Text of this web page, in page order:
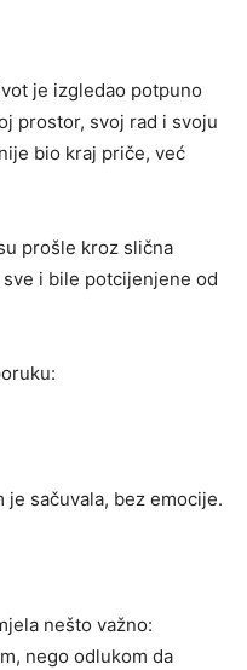
je izgledao potpuno
prostor, svoj rad i svoju
bio kraj priče, već
prošle kroz slična
i bile potcijenjene od
je sačuvala, bez emocije.
nešto važno:
nego odlukom da